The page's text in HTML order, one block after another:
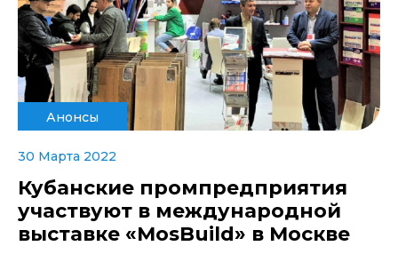
Анонсы
30 Марта 2022
Кубанские промпредприятия
участвуют в международной
выставке «MosBuild» в Москве